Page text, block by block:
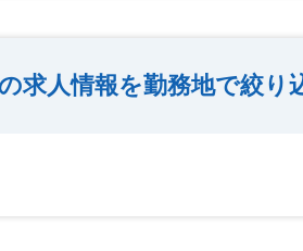
求人情報を勤務地で絞り